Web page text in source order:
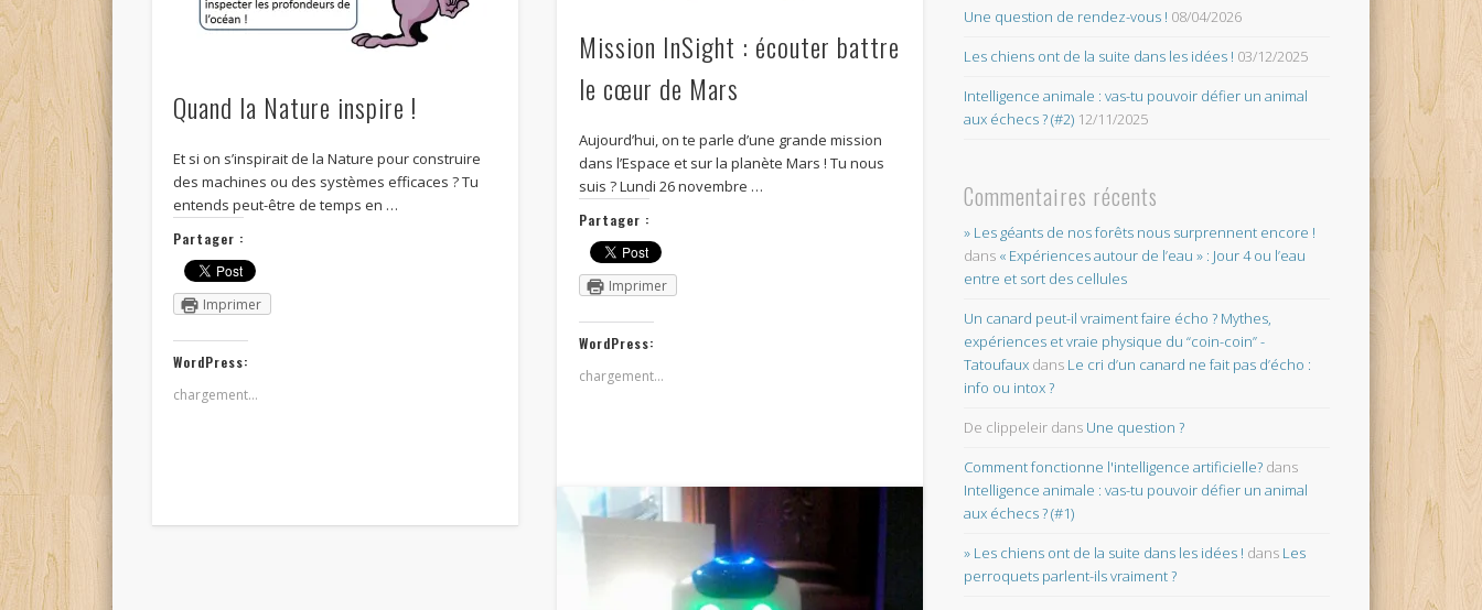
Quand la Nature inspire !
Et si on s’inspirait de la Nature pour construire
des machines ou des systèmes efficaces ? Tu
entends peut-être de temps en …
Partager :
Imprimer
WordPress:
chargement…
Mission InSight : écouter battre
le cœur de Mars
Aujourd’hui, on te parle d’une grande mission
dans l’Espace et sur la planète Mars ! Tu nous
suis ? Lundi 26 novembre …
Partager :
Imprimer
WordPress:
chargement…
Une question de rendez-vous ! 08/04/2026
Les chiens ont de la suite dans les idées ! 03/12/2025
Intelligence animale : vas-tu pouvoir défier un animal
aux échecs ? (#2) 12/11/2025
Commentaires récents
» Les géants de nos forêts nous surprennent encore !
dans « Expériences autour de l’eau » : Jour 4 ou l’eau
entre et sort des cellules
Un canard peut-il vraiment faire écho ? Mythes,
expériences et vraie physique du “coin-coin” -
Tatoufaux dans Le cri d’un canard ne fait pas d’écho :
info ou intox ?
De clippeleir dans Une question ?
Comment fonctionne l'intelligence artificielle? dans
Intelligence animale : vas-tu pouvoir défier un animal
aux échecs ? (#1)
» Les chiens ont de la suite dans les idées ! dans Les
perroquets parlent-ils vraiment ?